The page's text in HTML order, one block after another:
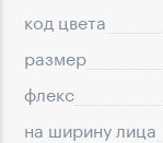
код цвета
размер
флекс
на ширину лица